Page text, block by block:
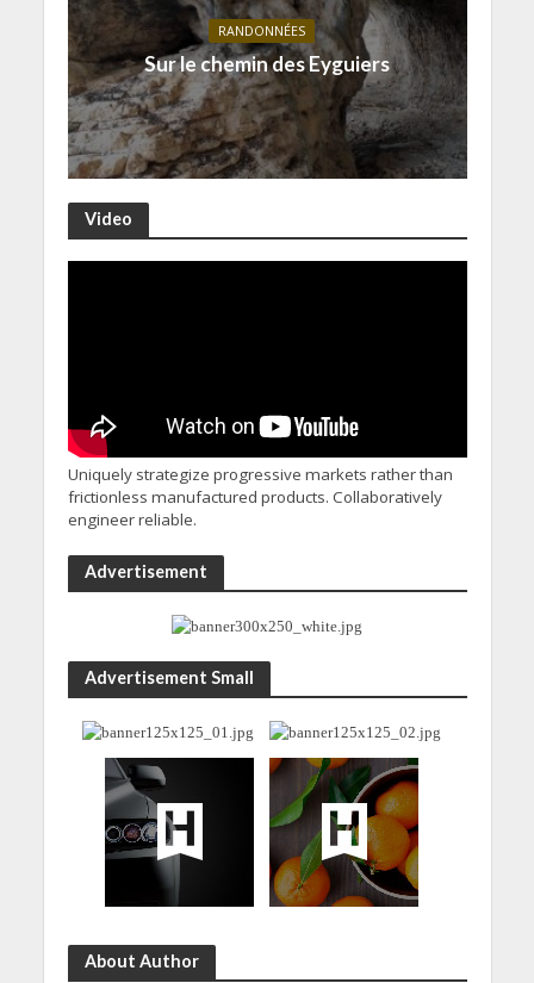
RANDONNÉES
Sur le chemin des Eyguiers
Video
Uniquely strategize progressive markets rather than
frictionless manufactured products. Collaboratively
engineer reliable.
Advertisement
Advertisement Small
About Author